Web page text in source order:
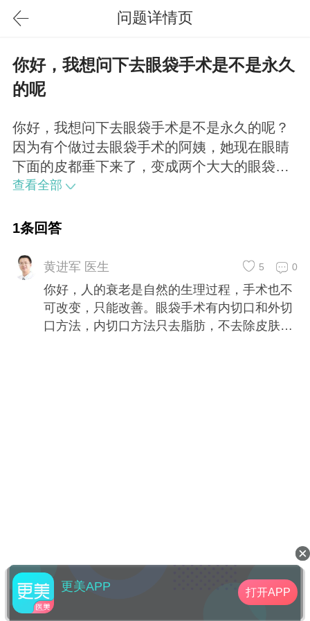
问题详情页
你好，我想问下去眼袋手术是不是永久
的呢
你好，我想问下去眼袋手术是不是永久的呢？
因为有个做过去眼袋手术的阿姨，她现在眼睛
下面的皮都垂下来了，变成两个大大的眼袋，
听其他人说去眼袋手术做了过几年还会再长回
永久的，所以不知道哪边的说法才是对的，想
的衰老是自然的生理过程，手术也不可改变，
只能改善。眼袋手术有内切口和外切口方法，
内切口方法只去脂肪，不去除皮肤，随衰老发
生，皮肤松弛会相应出现，外切口方法由于去
查看全部
1条回答
黄进军 医生 0
5
你好，人的衰老是自然的生理过程，手术也不
可改变，只能改善。眼袋手术有内切口和外切
口方法，内切口方法只去脂肪，不去除皮肤，
更美APP 打开APP